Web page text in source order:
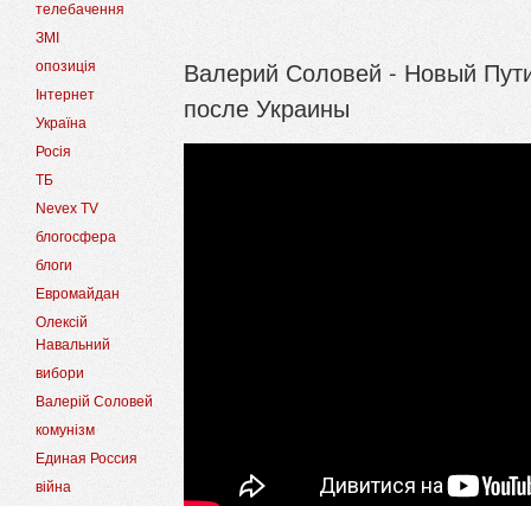
телебачення
ЗМІ
опозиція
Інтернет
Україна
Росія
ТБ
Nevex TV
блогосфера
блоги
Евромайдан
Олексій
Навальний
вибори
Валерій Соловей
комунізм
Единая Россия
війна
Валерий Соловей - Новый
после Украины